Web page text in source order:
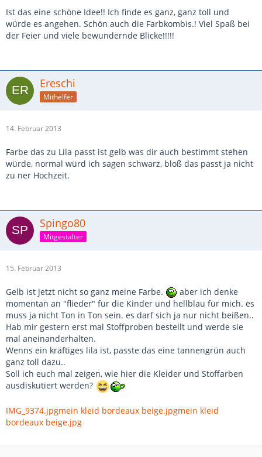
Ist das eine schöne Idee!! Ich finde es ganz, ganz toll und
würde es angehen. Schön auch die Farbkombis.! Viel Spaß bei
der Feier und viele bewundernde Blicke!!!!!
Ereschi
Mithelfer
14. Februar 2013
Farbe das zu Lila passt ist gelb was dir auch bestimmt stehen
würde, normal würd ich sagen schwarz, bloß das passt ja nicht
zu ner Hochzeit.
Spingo80
Mitgestalter
15. Februar 2013
Gelb ist jetzt nicht so ganz meine Farbe.
aber ich denke
momentan an "flieder" für die Kinder und hellblau für mich. es
muss ja nicht Ton in Ton sein. es darf sich ja nur nicht beißen..
Hab mir gestern erst mal Stoffproben bestellt und werde sie
mal aneinanderhalten.
Wenns ein kräftiges lila ist, passte das eine tannengrün auch
ganz toll dazu..
Soll ich euch mal zeigen, wie hier die Kleider und Stoffarben
ausdiskutiert werden?
IMG_9374.jpgmein kleid bordeaux beige.jpgmein kleid
bordeaux beige.jpg